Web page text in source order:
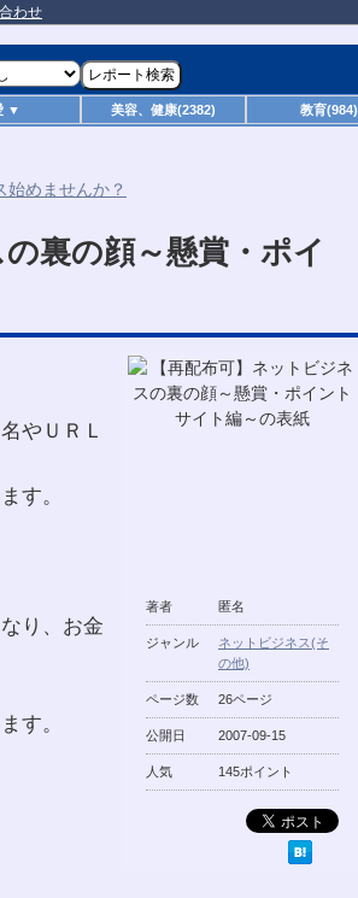
わせ
▼ 美容、健康(2382) 教育(984)
裏の顔～懸賞・ポイ
著者 匿名
ジャンル
ネットビジネス(そ
の他)
ページ数 26ページ
公開日 2007-09-15
人気 145ポイント
やＵＲＬ
す。
り、お金
す。